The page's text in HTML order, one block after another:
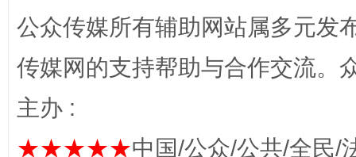
习近平的博鳌关键词
公众传媒所有辅助网站属多元发
传媒网的支持帮助与合作交流。
主办 :
★★★★★中国/公众/公共/全民/